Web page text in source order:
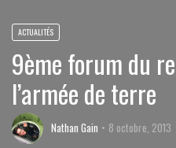
ACTUALITÉS
9ème forum du
l’armée de terre
Nathan Gain 8 octobre, 2013